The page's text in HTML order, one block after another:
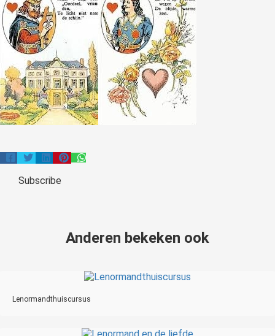
Subscribe
Anderen bekeken ook
Lenormandthuiscursus